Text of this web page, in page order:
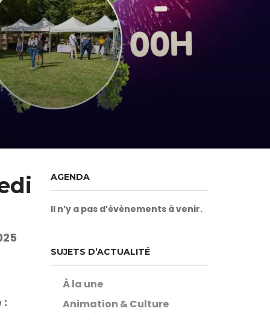
:
AGENDA
Il n’y a pas d’évènements à venir.
SUJETS D’ACTUALITÉ
À la une
Animation & Culture